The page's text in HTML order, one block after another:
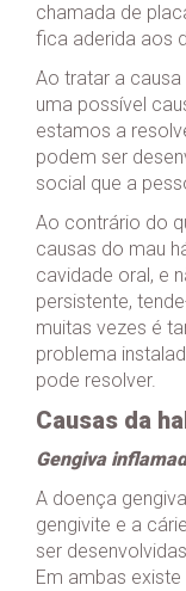
chamada de
fica aderida aos
Ao tratar a
uma possível
estamos a
podem ser
social que a
Ao contrário do
causas do mau
cavidade oral, e
persistente,
muitas vezes é
problema
pode resolver.
Causas da
Gengiva
A doença
gengivite e a
ser
Em ambas